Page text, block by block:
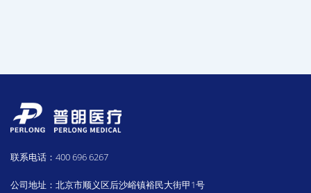
联系电话：400 696 6267
公司地址：北京市顺义区后沙峪镇裕民大街甲1号